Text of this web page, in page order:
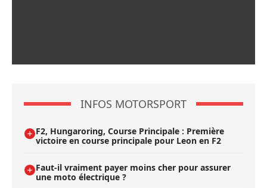
INFOS MOTORSPORT
F2, Hungaroring, Course Principale : Première
victoire en course principale pour Leon en F2
Faut-il vraiment payer moins cher pour assurer
une moto électrique ?